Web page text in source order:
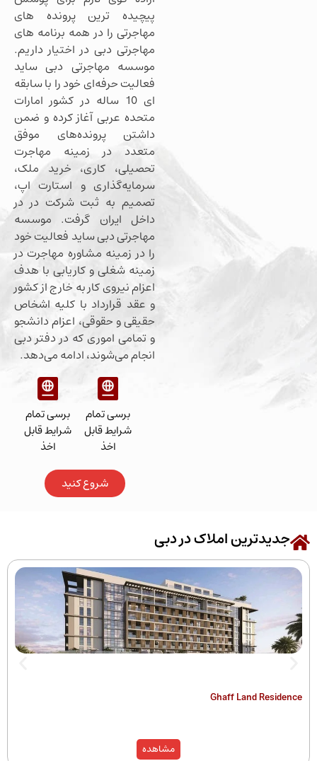
پیچیده ترین پرونده های
مهاجرتی را در همه برنامه های
مهاجرتی دبی در اختیار داریم.
موسسه مهاجرتی دبی ساید
فعالیت حرفه‌ای خود را با سابقه
ای 10 ساله در کشور امارات
متحده عربی آغاز کرده و ضمن
داشتن پرونده‌های موفق
متعدد در زمینه مهاجرت
تحصیلی، کاری، خرید ملک،
سرمایه‌گذاری و استارت اپ،
تصمیم به ثبت شرکت در در
داخل ایران گرفت. موسسه
مهاجرتی دبی ساید فعالیت خود
را در زمینه مشاوره مهاجرت در
زمینه شغلی و کاریابی با هدف
اعزام نیروی کار به خارج از کشور
و عقد قرارداد با کلیه اشخاص
حقیقی و حقوقی، اعزام دانشجو
و تمامی اموری که در دفتر دبی
انجام می‌شوند، ادامه می‌دهد.
برسی تمام
شرایط قابل
اخذ
شروع کنید
املاک در دبی
Ghaff